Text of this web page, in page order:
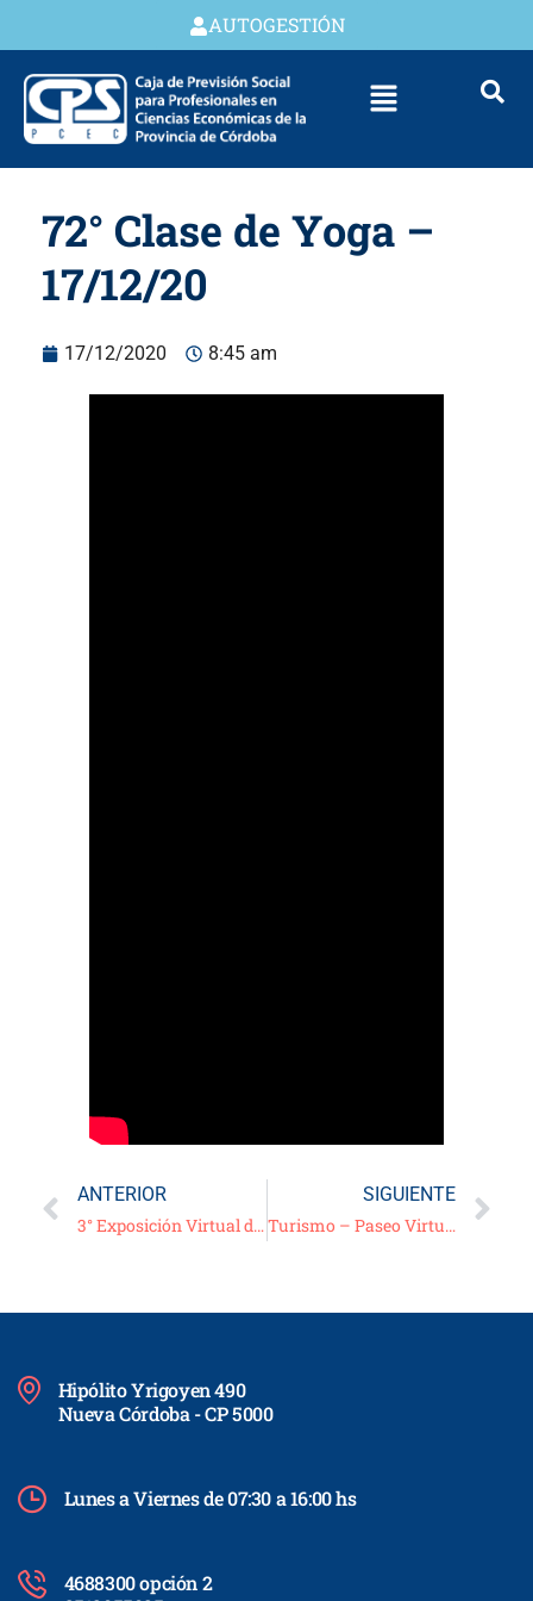
AUTOGESTIÓN
72° Clase de Yoga –
17/12/20
17/12/2020 8:45 am
ANTERIOR
3° Exposición Virtual de Dibujo y Pintura CPS – “Semana de cierre de actividades” – diciembre 2020
SIGUIENTE
Turismo – Paseo Virtual Guiado: “Espacios Navideños de la Ciudad”
Hipólito Yrigoyen 490
Nueva Córdoba - CP 5000
Lunes a Viernes de 07:30 a 16:00 hs
4688300 opción 2